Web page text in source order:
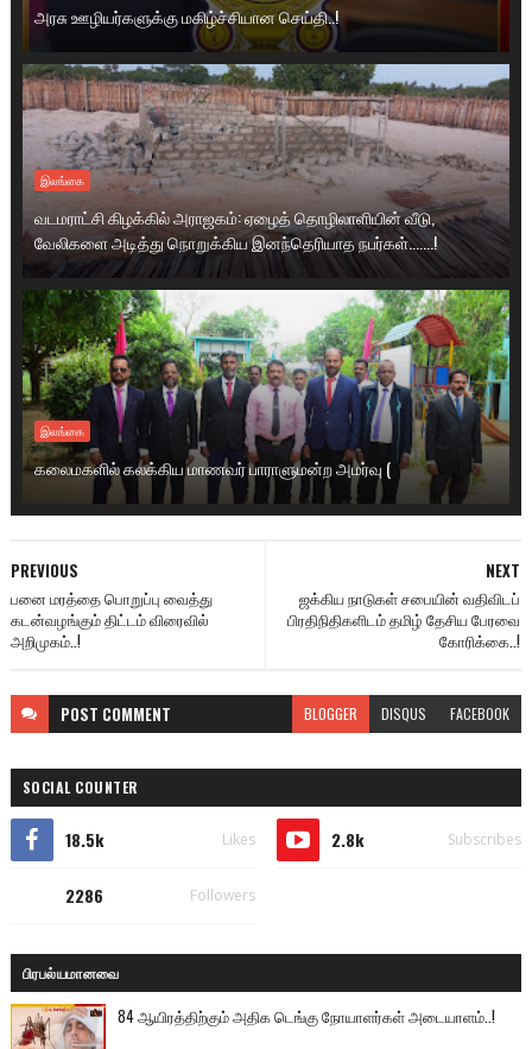
அரசு ஊழியர்களுக்கு மகிழ்ச்சியான செய்தி..!
இலங்கை
வடமராட்சி கிழக்கில் அராஜகம்: ஏழைத் தொழிலாளியின் வீடு,
வேலிகளை அடித்து நொறுக்கிய இனந்தெரியாத நபர்கள்.......!
இலங்கை
கலைமகளில் கலக்கிய மாணவர் பாராளுமன்ற அமர்வு (
NEXT
ஜக்கிய நாடுகள் சபையின் வதிவிடப்
பிரதிநிதிகளிடம் தமிழ் தேசிய பேரவை
கோரிக்கை..!
PREVIOUS
பனை மரத்தை பொறுப்பு வைத்து
கடன்வழங்கும் திட்டம் விரைவில்
அறிமுகம்..!
POST COMMENT BLOGGER DISQUS FACEBOOK
SOCIAL COUNTER
18.5k Likes 2.8k Subscribes
2286 Followers
பிரபல்யமானவை
84 ஆயிரத்திற்கும் அதிக டெங்கு நோயாளர்கள் அடையாளம்..!